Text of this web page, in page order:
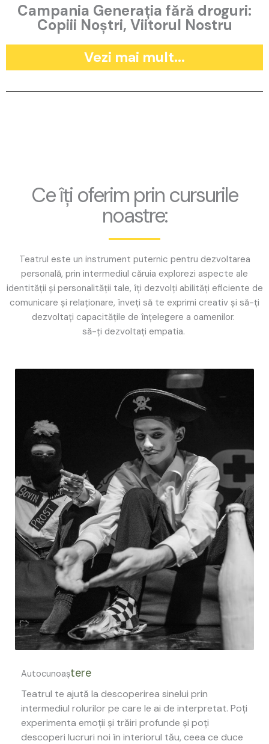
Campania Generația fără droguri:
Copiii Noștri, Viitorul Nostru
Vezi mai mult...
Ce îți oferim prin cursurile
noastre:
Teatrul este un instrument puternic pentru dezvoltarea
personală, prin intermediul căruia explorezi aspecte ale
identității și personalității tale, îți dezvolți abilități eficiente de
comunicare și relaționare, înveți să te exprimi creativ și să-ți
dezvoltați capacitățile de înțelegere a oamenilor.
să-ți dezvoltați empatia.
Autocunoaștere
Teatrul te ajută la descoperirea sinelui prin
intermediul rolurilor pe care le ai de interpretat. Poți
experimenta emoții și trăiri profunde și poți
descoperi lucruri noi în interiorul tău, ceea ce duce